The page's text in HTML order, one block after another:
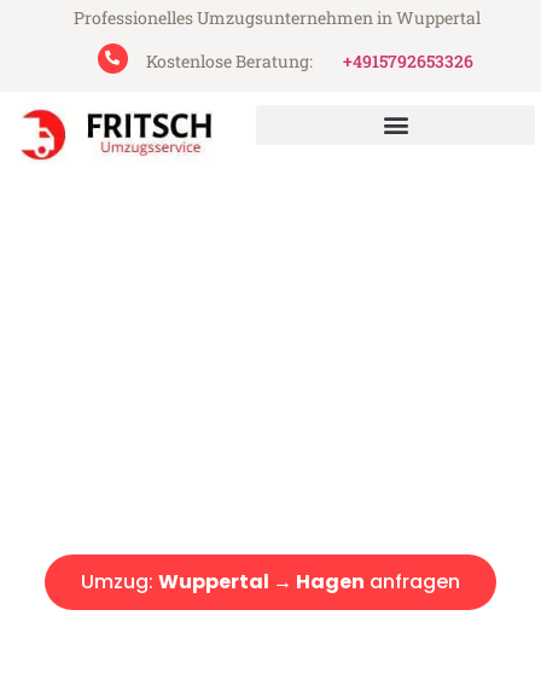
Professionelles Umzugsunternehmen in Wuppertal
Kostenlose Beratung:
+4915792653326
Umzug: Wuppertal → Hagen anfragen